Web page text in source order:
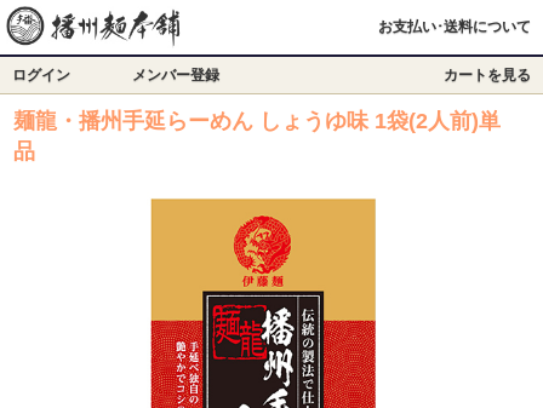
お支払い･送料について
ログイン メンバー登録 カートを見る
麺龍・播州手延らーめん しょうゆ味 1袋(2人前)単
品